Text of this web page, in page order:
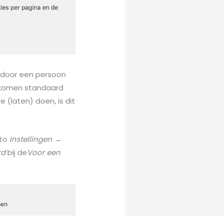
een persoon
standaard
(laten) doen, is dit
Instellingen →
bij deVoor een